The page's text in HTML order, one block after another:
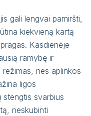
gali lengvai pamiršti,
kiekvieną kartą
Kasdienėje
ramybę ir
nes aplinkos
ligos
stengtis svarbius
neskubinti